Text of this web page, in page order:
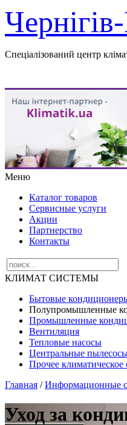
Спеціалізований центр
Меню
Каталог товаров
Сервисные услуги
Акции
Партнерство
Контакты
КЛИМАТ СИСТЕМЫ
Бытовые
Полупромышленные
Промышленные
Вентиляция
Тепловые насосы
Центральные
Прочее климатическое
Главная /Информационные
Уход за